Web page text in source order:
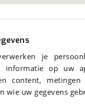
je
informatie op
en content,
wie uw gegevens